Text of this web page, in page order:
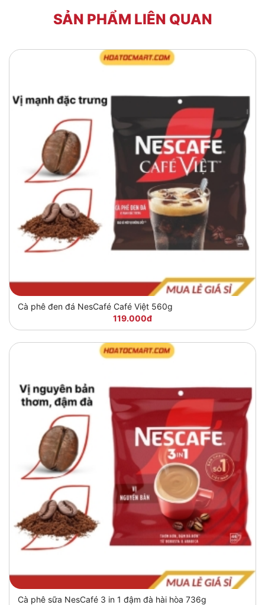
SẢN PHẨM LIÊN QUAN
Cà phê đen đá NesCafé Café Việt 560g
119.000đ
Cà phê sữa NesCafé 3 in 1 đậm đà hài hòa 736g